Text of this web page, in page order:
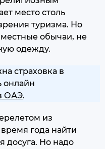
место столь
туризма. Но
обычаи, не
одежду.
страховка в
онлайн
ОАЭ.
из
года найти
досуга. Но надо